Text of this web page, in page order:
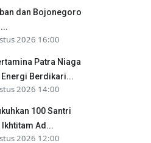
dan Bojonegoro
2026 16:00
Patra Niaga
Energi Berdikari...
2026 14:00
100 Santri
Ikhtitam Ad...
2026 12:00